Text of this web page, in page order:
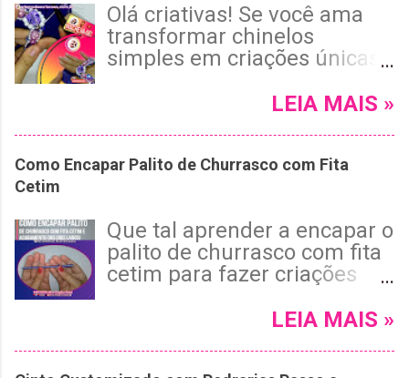
Olá criativas! Se você ama
transformar chinelos
simples em criações únicas
o tutorial de hoje! Neste
um chinelo Havaianas roxo
acabamento invisível e tema
floral encantador. 😉 Leia
mais e confira!
LEIA MAIS »
Como Encapar Palito de Churrasco com Fita
Cetim
Que tal aprender a encapar o
palito de churrasco com fita
cetim para fazer criações
customização bemLEIA MAIS »